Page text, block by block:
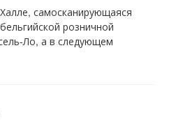
самосканирующаяся
розничной
Ло, а в следующем